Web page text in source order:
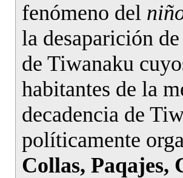
fenómeno del
la desaparición
de Tiwanaku
habitantes de la
decadencia de
políticamente
Collas, Paqajes,